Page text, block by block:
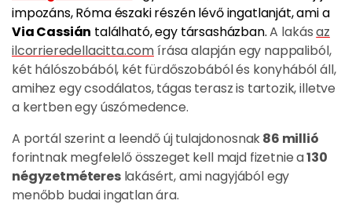
impozáns, Róma északi részén lévő ingatlanját, ami a
Via Cassián található, egy társasházban.A lakásaz
ilcorrieredellacitta.comírása alapján egy nappaliból,
két hálószobából, két fürdőszobából és konyhából áll,
amihez egy csodálatos, tágas terasz is tartozik, illetve
a kertben egy úszómedence.
A portál szerint a leendő új tulajdonosnak86 millió
forintnak megfelelő összeget kell majd fizetnie a130
négyzetmétereslakásért, ami nagyjából egy
menőbb budai ingatlan ára.